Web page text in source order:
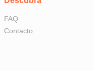
FAQ
Contacto